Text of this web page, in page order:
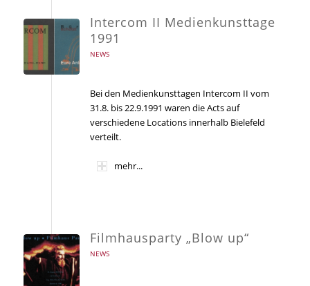
Intercom II Medienkunsttage
1991
NEWS
Bei den Medienkunsttagen Intercom II vom
31.8. bis 22.9.1991 waren die Acts auf
verschiedene Locations innerhalb Bielefeld
verteilt.
mehr...
Filmhausparty „Blow up“
NEWS